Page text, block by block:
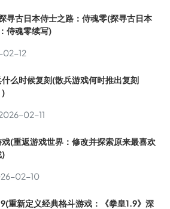
寻古日本侍士之路：侍魂零(探寻古日本
侍魂零续写)
02-12
什么时候复刻(散兵游戏何时推出复刻
)
02-11
(重返游戏世界：修改并探索原来最喜欢
)
02-10
重新定义经典格斗游戏：《拳皇1.9》深